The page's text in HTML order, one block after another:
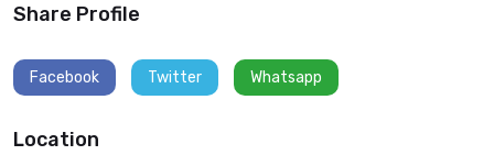
Share Profile
Facebook Twitter Whatsapp
Location